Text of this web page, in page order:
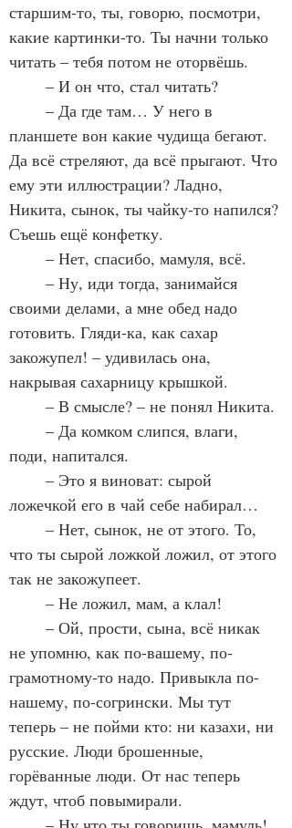
старшим-то, ты, говорю, посмотри,
какие картинки-то. Ты начни только
читать – тебя потом не оторвёшь.
	– И он что, стал читать?
планшете вон какие чудища бегают.
Да всё стреляют, да всё прыгают. Что
ему эти иллюстрации? Ладно,
Никита, сынок, ты чайку-то напился?
Съешь ещё конфетку.
	– Нет, спасибо, мамуля, всё.
своими делами, а мне обед надо
готовить. Гляди-ка, как сахар
закожупел! – удивилась она,
накрывая сахарницу крышкой.
	– В смысле? – не понял Никита.
поди, напитался.
ложечкой его в чай себе набирал…
что ты сырой ложкой ложил, от этого
так не закожупеет.
	– Не ложил, мам, а клал!
не упомню, как по-вашему, по-
грамотному-то надо. Привыкла по-
нашему, по-согрински. Мы тут
теперь – не пойми кто: ни казахи, ни
русские. Люди брошенные,
горёванные люди. От нас теперь
ждут, чтоб повымирали.